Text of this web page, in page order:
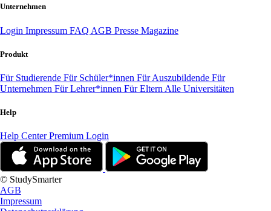
Unternehmen
Login Impressum FAQ AGB Presse Magazine
Produkt
Für Studierende Für Schüler*innen Für Auszubildende Für
Unternehmen Für Lehrer*innen Für Eltern Alle Universitäten
Help
Help CenterPremium Login
© StudySmarter
AGB
Impressum